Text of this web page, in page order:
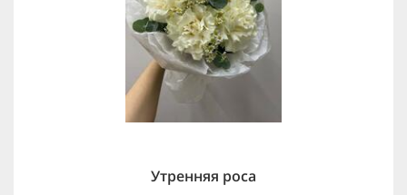
Утренняя роса